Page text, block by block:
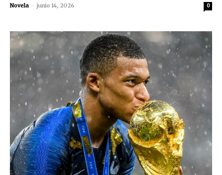
Novela - junio 14, 2026 0